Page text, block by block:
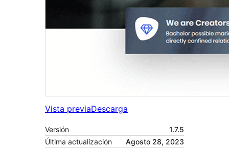
Vista previaDescarga
Versión
1.7.5
Última actualización
Agosto 28, 2023